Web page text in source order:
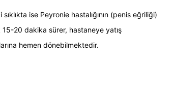
ise Peyronie hastalığının (penis eğriliği)
15-20 dakika sürer, hastaneye yatış
hemen dönebilmektedir.